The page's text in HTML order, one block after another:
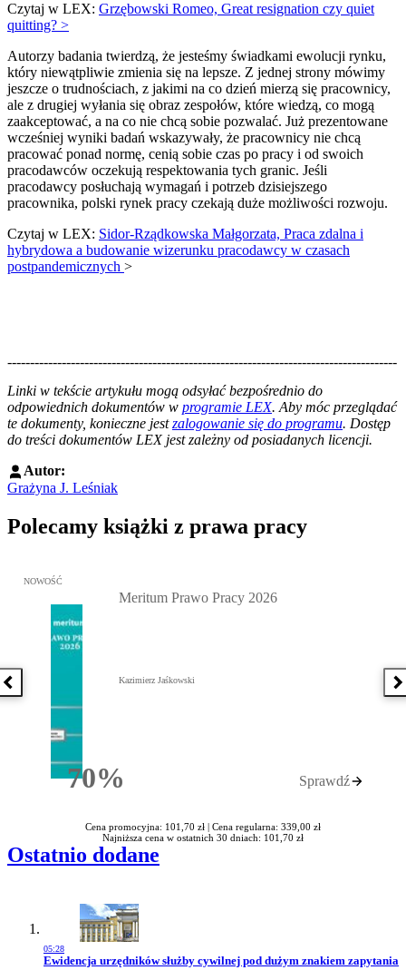
Czytaj w LEX: Grzębowski Romeo, Great resignation czy quiet
quitting? >
Autorzy badania twierdzą, że jesteśmy świadkami ewolucji rynku,
który niewątpliwie zmienia się na lepsze. Z jednej strony mówimy
jeszcze o trudnościach, z jakimi na co dzień mierzą się pracownicy,
ale z drugiej wyłania się obraz zespołów, które wiedzą, co mogą
zaakceptować, a na co nie chcą sobie pozwalać. Już prezentowane
wcześniej wyniki badań wskazywały, że pracownicy nie chcą
pracować ponad normę, cenią sobie czas po pracy i od swoich
pracodawców oczekują respektowania tych granic. Jeśli
pracodawcy posłuchają wymagań i potrzeb dzisiejszego
pracownika, polski rynek pracy czekają duże możliwości rozwoju.
Czytaj w LEX: Sidor-Rządkowska Małgorzata, Praca zdalna i
hybrydowa a budowanie wizerunku pracodawcy w czasach
postpandemicznych >
--------------------------------------------------------------------------------------
Linki w tekście artykułu mogą odsyłać bezpośrednio do
odpowiednich dokumentów w programie LEX. Aby móc przeglądać
te dokumenty, konieczne jestzalogowanie się do programu. Dostęp
do treści dokumentów LEX jest zależny od posiadanych licencji.
Autor:
Grażyna J. Leśniak
Polecamy książki z prawa pracy
Poprzednia książka
Przejdź do: Meritum Prawo Pracy 2026, Kazimierz Jaśkowski -
NOWOŚĆ
70%Rabatu
Meritum Prawo Pracy 2026
Kazimierz Jaśkowski
Sprawdź
Cena promocyjna: 101,70 zł | Cena regularna: 339,00 zł
Najniższa cena w ostatnich 30 dniach: 101,70 zł
Ostatnio dodane
05:28
Przejdź do artykułu:
Ewidencja urzędników służby cywilnej pod dużym znakiem zapytania